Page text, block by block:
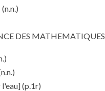
(n.n.)
DES MATHEMATIQUES
l'eau](p.1r)